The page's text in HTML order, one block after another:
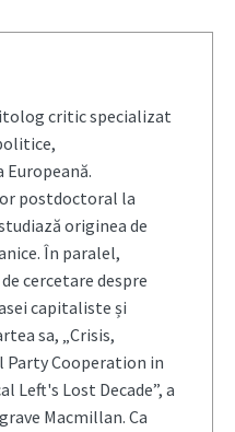
critic specializat
postdoctoral la
originea de
În paralel,
cercetare despre
capitaliste și
sa, „Crisis,
Cooperation in
Left's Lost Decade”, a
Macmillan. Ca